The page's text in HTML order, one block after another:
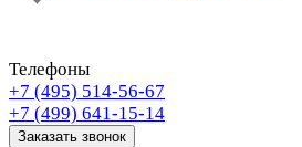
Телефоны
+7 (495) 514-56-67
+7 (499) 641-15-14
Заказать звонок